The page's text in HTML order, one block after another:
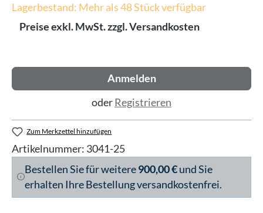
Lagerbestand: Mehr als 48 Stück verfügbar
Preise exkl. MwSt. zzgl. Versandkosten
Anmelden
oderRegistrieren
Zum Merkzettel hinzufügen
Artikelnummer: 3041-25
Bestellen Sie für weitere900,00 €und Sie
erhalten Ihre Bestellung versandkostenfrei.